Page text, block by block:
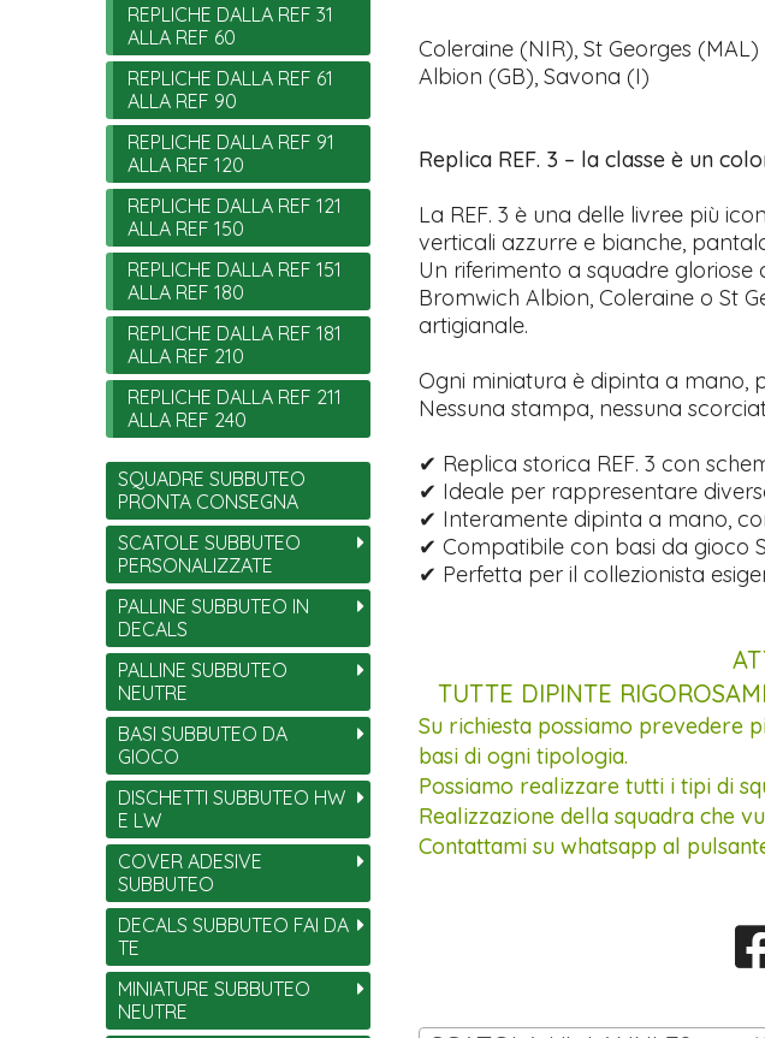
Coleraine (NIR), St Georges
Albion (GB), Savona (I)
Replica REF. 3 – la classe è un
La REF. 3 è una delle livree più
verticali azzurre e bianche,
Un riferimento a squadre gloriose
Bromwich Albion, Coleraine o St
artigianale.
Ogni miniatura è dipinta a mano,
Nessuna stampa, nessuna
✔ Replica storica REF. 3 con
✔ Ideale per rappresentare
✔ Interamente dipinta a mano,
✔ Compatibile con basi da gioco
✔ Perfetta per il collezionista
TUTTE DIPINTE
Su richiesta possiamo prevedere
basi di ogni tipologia.
Possiamo realizzare tutti i tipi di
Realizzazione della squadra che
Contattami su whatsapp al
REPLICHE DALLA REF 31
ALLA REF 60
REPLICHE DALLA REF 61
ALLA REF 90
REPLICHE DALLA REF 91
ALLA REF 120
REPLICHE DALLA REF 121
ALLA REF 150
REPLICHE DALLA REF 151
ALLA REF 180
REPLICHE DALLA REF 181
ALLA REF 210
REPLICHE DALLA REF 211
ALLA REF 240
SQUADRE SUBBUTEO
PRONTA CONSEGNA
SCATOLE SUBBUTEO
PERSONALIZZATE
PALLINE SUBBUTEO IN
DECALS
PALLINE SUBBUTEO
NEUTRE
BASI SUBBUTEO DA
GIOCO
DISCHETTI SUBBUTEO HW
E LW
COVER ADESIVE
SUBBUTEO
DECALS SUBBUTEO FAI DA
TE
MINIATURE SUBBUTEO
NEUTRE